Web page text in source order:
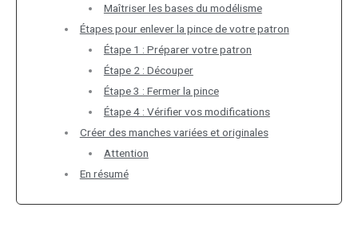
Maîtriser les bases du modélisme
Étapes pour enlever la pince de votre patron
Étape 1 : Préparer votre patron
Étape 2 : Découper
Étape 3 : Fermer la pince
Étape 4 : Vérifier vos modifications
Créer des manches variées et originales
Attention
En résumé